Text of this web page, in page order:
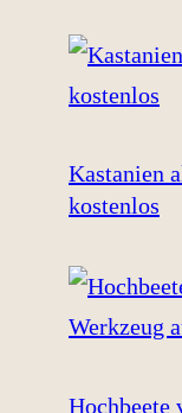
Kastanien
kostenlos
Hochbeete